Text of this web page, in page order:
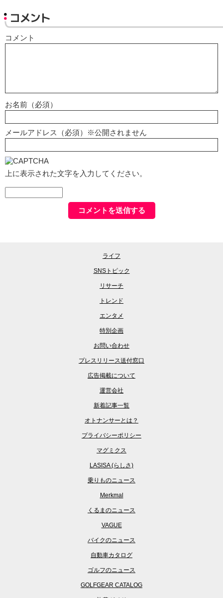
コメント
コメント
お名前（必須）
メールアドレス（必須）※公開されません
上に表示された文字を入力してください。
ライフ
SNSトピック
リサーチ
トレンド
エンタメ
特別企画
お問い合わせ
プレスリリース送付窓口
広告掲載について
運営会社
新着記事一覧
オトナンサーとは？
プライバシーポリシー
マグミクス
LASISA (らしさ)
乗りものニュース
Merkmal
くるまのニュース
VAGUE
バイクのニュース
自動車カタログ
ゴルフのニュース
GOLFGEAR CATALOG